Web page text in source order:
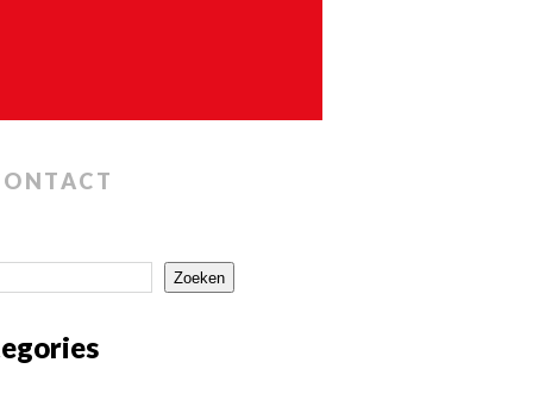
Zoeken